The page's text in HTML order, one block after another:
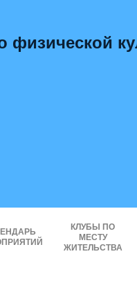
физической
КЛУБЫ ПО
МЕСТУ
ЖИТЕЛЬСТВА